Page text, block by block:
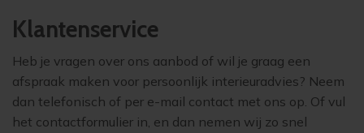
Klantenservice
Heb je vragen over ons aanbod of wil je graag een
afspraak maken voor persoonlijk interieuradvies? Neem
dan telefonisch of per e-mail contact met ons op. Of vul
het contactformulier in, en dan nemen wij zo snel